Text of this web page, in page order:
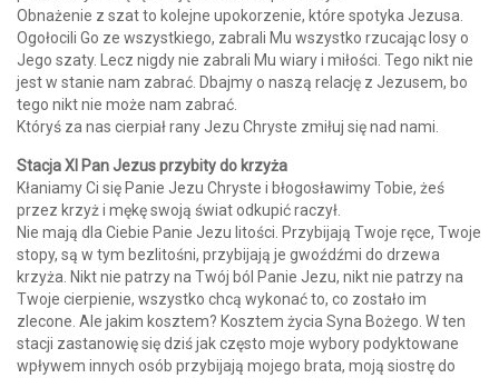
Obnażenie z szat to kolejne upokorzenie, które spotyka Jezusa.
Ogołocili Go ze wszystkiego, zabrali Mu wszystko rzucając losy o
Jego szaty. Lecz nigdy nie zabrali Mu wiary i miłości. Tego nikt nie
jest w stanie nam zabrać. Dbajmy o naszą relację z Jezusem, bo
tego nikt nie może nam zabrać.
Któryś za nas cierpiał rany Jezu Chryste zmiłuj się nad nami.
Stacja XI Pan Jezus przybity do krzyża
Kłaniamy Ci się Panie Jezu Chryste i błogosławimy Tobie, żeś
przez krzyż i mękę swoją świat odkupić raczył.
Nie mają dla Ciebie Panie Jezu litości. Przybijają Twoje ręce, Twoje
stopy, są w tym bezlitośni, przybijają je gwoźdźmi do drzewa
krzyża. Nikt nie patrzy na Twój ból Panie Jezu, nikt nie patrzy na
Twoje cierpienie, wszystko chcą wykonać to, co zostało im
zlecone. Ale jakim kosztem? Kosztem życia Syna Bożego. W ten
stacji zastanowię się dziś jak często moje wybory podyktowane
wpływem innych osób przybijają mojego brata, moją siostrę do